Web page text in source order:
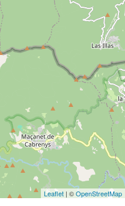
Leaflet | ©OpenStreetMap